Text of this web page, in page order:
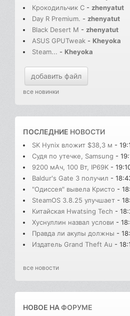
Крокодильчик С - zhenyatut
Day R Premium. - zhenyatut
Black Desert M - zhenyatut
ASUS GPUTweak - Kheyoka
Steam... - Kheyoka
добавить файл
все новинки
ПОСЛЕДНИЕ НОВОСТИ
SK Hynix вложит $38,3 м -
Судя по утечке, Samsung -
9200 мАч, 100 Вт, IP69K -
Baldur's Gate 3 получил -
"Одиссея" вывела Кристо -
SteamOS 3.8.25 улучшает -
Китайская Hwatsing Tech -
Хуснуллин назвал услови -
Правда ли акулы должны -
Издатель Grand Theft Au -
все новости
НОВОЕ НАФОРУМЕ